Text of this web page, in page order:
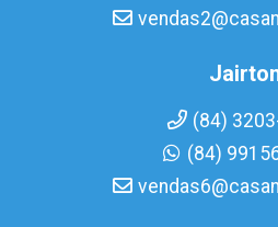
(84)
(84)